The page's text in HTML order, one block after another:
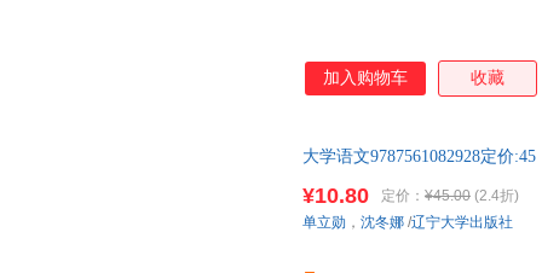
加入购物车 收藏
大学语文9787561082928定价:45
¥10.80 定价： ¥45.00 (2.4折)
单立勋 ， 沈冬娜 /辽宁大学出版社